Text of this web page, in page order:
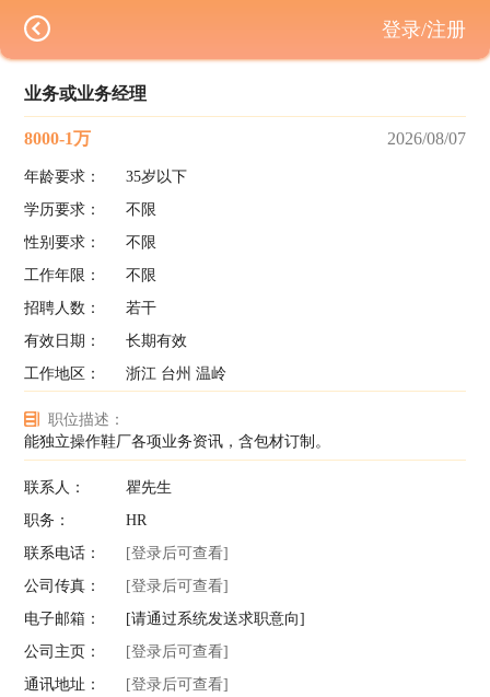
业务或业务经理
8000-1万 2026/08/07
年龄要求：
35岁以下
学历要求：
不限
性别要求：
不限
工作年限：
不限
招聘人数：
若干
有效日期：
长期有效
工作地区：
浙江 台州 温岭
职位描述：
能独立操作鞋厂各项业务资讯，含包材订制。
联系人：
瞿先生
职务：
HR
联系电话：
[登录后可查看]
公司传真：
[登录后可查看]
电子邮箱：
[请通过系统发送求职意向]
公司主页：
[登录后可查看]
通讯地址：
[登录后可查看]
登录/注册